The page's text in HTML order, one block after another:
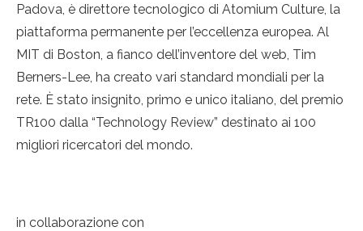
Padova, è direttore tecnologico di Atomium Culture, la
piattaforma permanente per l’eccellenza europea. Al
MIT di Boston, a fianco dell’inventore del web, Tim
Berners-Lee, ha creato vari standard mondiali per la
rete. È stato insignito, primo e unico italiano, del premio
TR100 dalla “Technology Review” destinato ai 100
migliori ricercatori del mondo.
in collaborazione con